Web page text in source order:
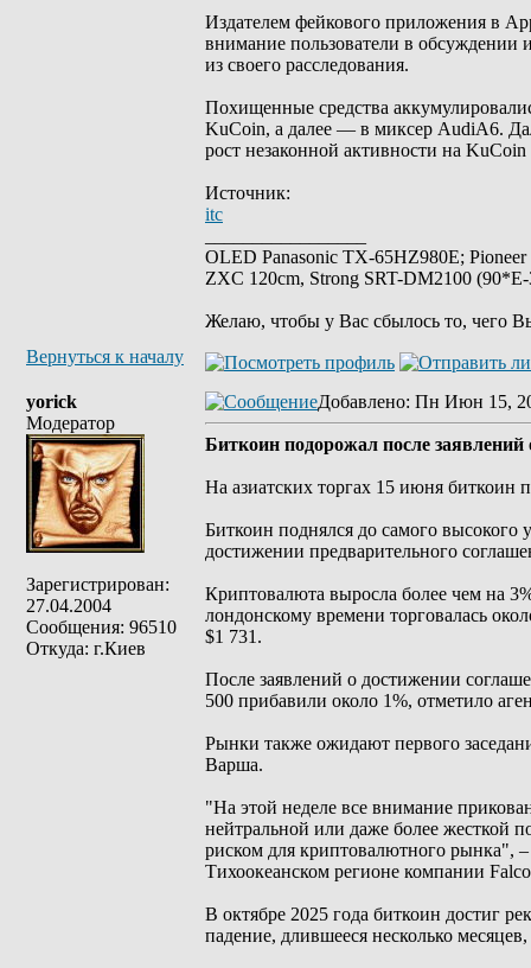
Издателем фейкового приложения в
внимание пользователи в обсуждении
из своего расследования.
Похищенные средства
KuCoin, а далее — в миксер AudiA6.
рост незаконной активности на
Источник:
itc
OLED Panasonic TX-65HZ980E;
ZXC 120cm, Strong SRT-DM2100
Желаю, чтобы у Вас сбылось то, чего
Вернуться к началу
yorick
Модератор
Зарегистрирован:
27.04.2004
Сообщения: 96510
Откуда: г.Киев
Добавлено: Пн Июн 15,
Биткоин подорожал после
На азиатских торгах 15 июня биткоин
Биткоин поднялся до самого
достижении предварительного
Криптовалюта выросла более чем на
лондонскому времени торговалась
$1 731.
После заявлений о достижении
500 прибавили около 1%, отметило
Рынки также ожидают первого
Варша.
"На этой неделе все внимание
нейтральной или даже более жесткой
риском для криптовалютного рынка", –
Тихоокеанском регионе компании
В октябре 2025 года биткоин достиг
падение, длившееся несколько